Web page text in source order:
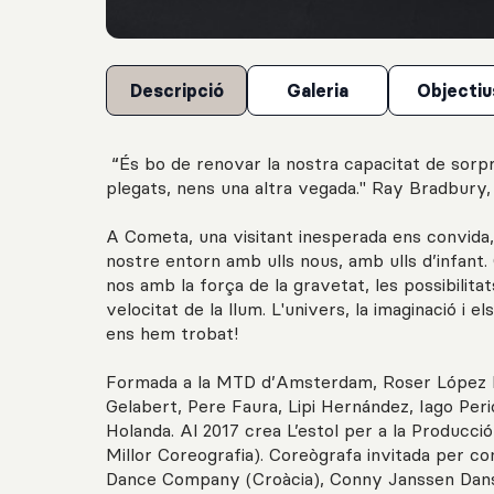
Descripció Galeria
“És bo de renovar la nostra capacitat de
plegats, nens una altra vegada." Ray
A Cometa, una visitant inesperada ens
nostre entorn amb ulls nous, amb ulls
nos amb la força de la gravetat, les
velocitat de la llum. L'univers, la imaginació i
ens hem trobat!
Formada a la MTD d’Amsterdam, Roser
Gelabert, Pere Faura, Lipi Hernández, Iago
Holanda. Al 2017 crea L’estol per a la
Millor Coreografia). Coreògrafa invitada per
Dance Company (Croàcia), Conny Janssen